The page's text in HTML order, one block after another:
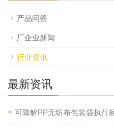
产品问答
厂企业新闻
行业资讯
最新资讯
可降解PP无纺布包装袋执行